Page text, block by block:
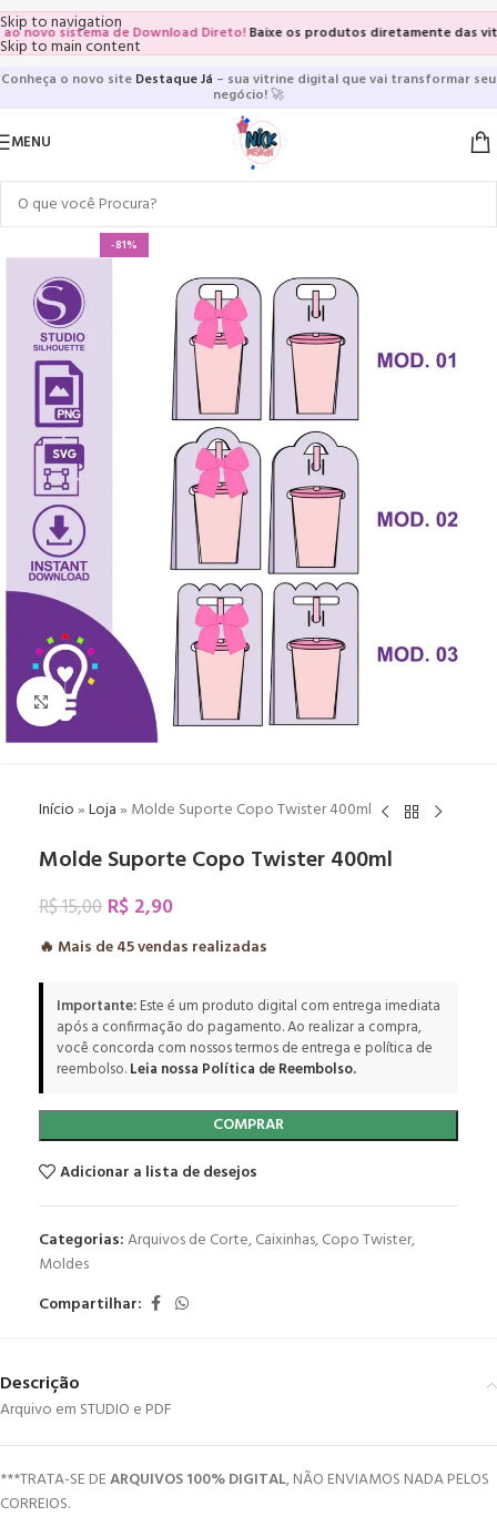
Skip to navigation
Skip to main content
sistema de Download Direto!Baixe os produtos diretamente das
Conheça o novo site Destaque Já – sua vitrine digital que vai transformar seu
negócio!🚀
MENU
-81%
Click to enlarge
Início»Loja» Molde Suporte Copo Twister 400ml
Molde Suporte Copo Twister 400ml
R$15,00 R$ 2,90
🔥 Mais de45vendas realizadas
Importante:Este é um produto digital com entrega imediata
após a confirmação do pagamento. Ao realizar a compra,
você concorda com nossos termos de entrega e política de
reembolso.Leia nossa Política de Reembolso.
COMPRAR
Adicionar a lista de desejos
Categorias:Arquivos de Corte,Caixinhas,Copo Twister,
Moldes
Compartilhar:
Descrição
Arquivo em STUDIO e PDF
***TRATA-SE DEARQUIVOS 100% DIGITAL, NÃO ENVIAMOS NADA PELOS
CORREIOS.